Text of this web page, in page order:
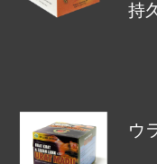
持
ウ